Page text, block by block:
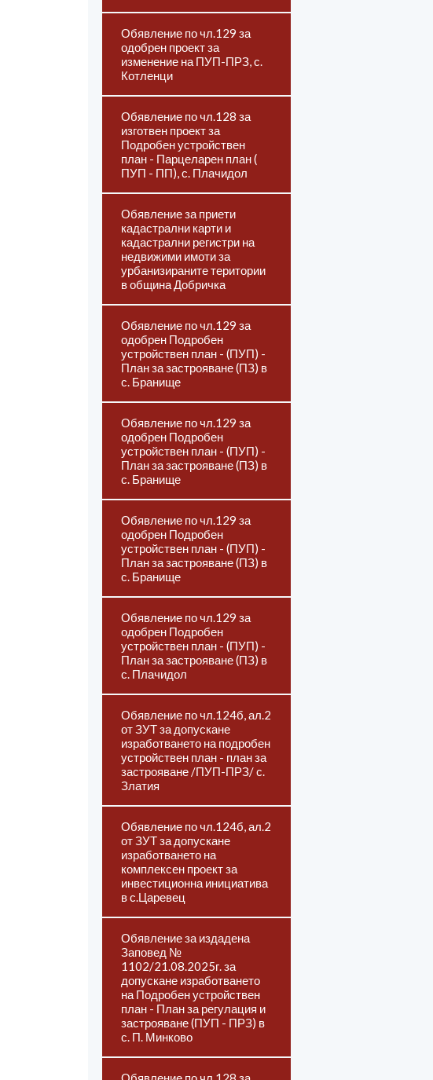
Обявление по чл.129 за
одобрен проект за
изменение на ПУП-ПРЗ, с.
Котленци
Обявление по чл.128 за
изготвен проект за
Подробен устройствен
план - Парцеларен план (
ПУП - ПП), с. Плачидол
Обявление за приети
кадастрални карти и
кадастрални регистри на
недвижими имоти за
урбанизираните територии
в община Добричка
Обявление по чл.129 за
одобрен Подробен
устройствен план - (ПУП) -
План за застрояване (ПЗ) в
с. Бранище
Обявление по чл.129 за
одобрен Подробен
устройствен план - (ПУП) -
План за застрояване (ПЗ) в
с. Бранище
Обявление по чл.129 за
одобрен Подробен
устройствен план - (ПУП) -
План за застрояване (ПЗ) в
с. Бранище
Обявление по чл.129 за
одобрен Подробен
устройствен план - (ПУП) -
План за застрояване (ПЗ) в
с. Плачидол
Обявление по чл.124б, ал.2
от ЗУТ за допускане
изработването на подробен
устройствен план - план за
застрояване /ПУП-ПРЗ/ с.
Златия
Обявление по чл.124б, ал.2
от ЗУТ за допускане
изработването на
комплексен проект за
инвестиционна инициатива
в с.Царевец
Обявление за издадена
Заповед №
1102/21.08.2025г. за
допускане изработването
на Подробен устройствен
план - План за регулация и
застрояване (ПУП - ПРЗ) в
с. П. Минково